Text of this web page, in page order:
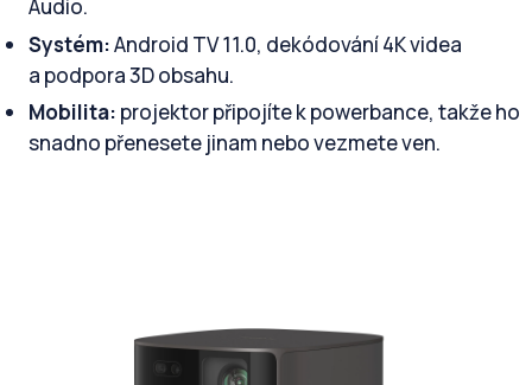
Audio.
Systém:Android TV 11.0, dekódování 4K videa
a podpora 3D obsahu.
Mobilita: projektor připojíte k powerbance, takže ho
snadno přenesete jinam nebo vezmete ven.